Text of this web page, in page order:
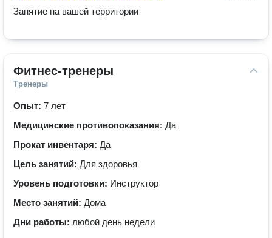
Занятие на вашей территории
Фитнес-тренеры
Тренеры
Опыт: 7 лет
Медицинские противопоказания: Да
Прокат инвентаря: Да
Цель занятий: Для здоровья
Уровень подготовки: Инструктор
Место занятий: Дома
Дни работы: любой день недели